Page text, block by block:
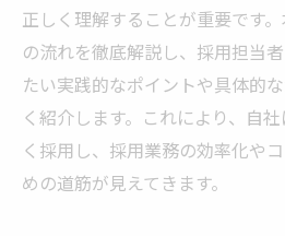
正しく理解することが重要です
の流れを徹底解説し、採用担当
たい実践的なポイントや具体的
く紹介します。これにより、自
く採用し、採用業務の効率化や
めの道筋が見えてきます。